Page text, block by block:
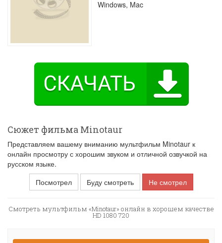
Windows, Mac
Сюжет фильма Minotaur
Представляем вашему вниманию мультфильм Minotaur к
онлайн просмотру с хорошим звуком и отличной озвучкой на
русском языке.
Посмотрел
Буду смотреть Не смотрел
Смотреть мультфильм «Minotaur» онлайн в хорошем качестве
HD 1080 720